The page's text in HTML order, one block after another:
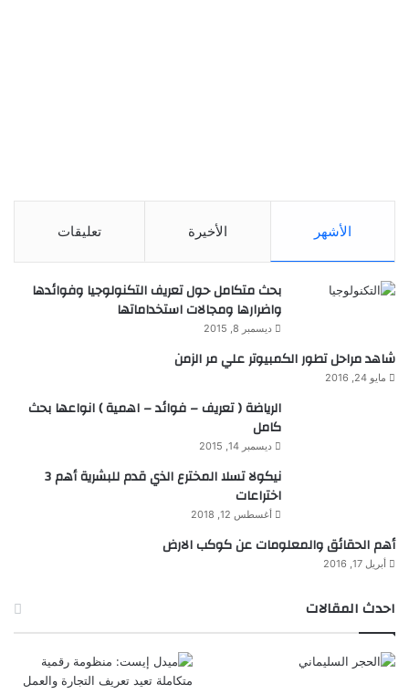
الأشهر الأخيرة تعليقات
بحث متكامل حول تعريف التكنولوجيا وفوائدها
واضرارها ومجالات استخداماتها
ديسمبر 8, 2015
شاهد مراحل تطور الكمبيوتر علي مر الزمن
مايو 24, 2016
الرياضة ( تعريف – فوائد – اهمية ) انواعها بحث
كامل
ديسمبر 14, 2015
نيكولا تسلا المخترع الذي قدم للبشرية أهم 3
اختراعات
أغسطس 12, 2018
أهم الحقائق والمعلومات عن كوكب الارض
أبريل 17, 2016
احدث المقالات